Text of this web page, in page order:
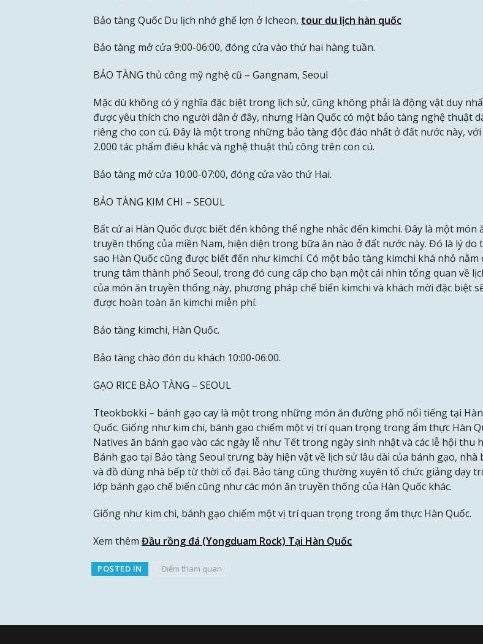
Bảo tàng Quốc Du lịch nhớ ghế lợn ở Icheon, tour du lịch hàn quốc
Bảo tàng mở cửa 9:00-06:00, đóng cửa vào thứ hai hàng tuần.
BẢO TÀNG thủ công mỹ nghệ cũ – Gangnam, Seoul
Mặc dù không có ý nghĩa đặc biệt trong lịch sử, cũng không phải là động vật duy
được yêu thích cho người dân ở đây, nhưng Hàn Quốc có một bảo tàng nghệ thuật
riêng cho con cú. Đây là một trong những bảo tàng độc đáo nhất ở đất nước này,
2.000 tác phẩm điêu khắc và nghệ thuật thủ công trên con cú.
Bảo tàng mở cửa 10:00-07:00, đóng cửa vào thứ Hai.
BẢO TÀNG KIM CHI – SEOUL
Bất cứ ai Hàn Quốc được biết đến không thể nghe nhắc đến kimchi. Đây là một món
truyền thống của miền Nam, hiện diện trong bữa ăn nào ở đất nước này. Đó là lý do
sao Hàn Quốc cũng được biết đến như kimchi. Có một bảo tàng kimchi khá nhỏ nằm
trung tâm thành phố Seoul, trong đó cung cấp cho bạn một cái nhìn tổng quan về
của món ăn truyền thống này, phương pháp chế biến kimchi và khách mời đặc biệt
được hoàn toàn ăn kimchi miễn phí.
Bảo tàng kimchi, Hàn Quốc.
Bảo tàng chào đón du khách 10:00-06:00.
GẠO RICE BẢO TÀNG – SEOUL
Tteokbokki – bánh gạo cay là một trong những món ăn đường phố nổi tiếng tại Hàn
Quốc. Giống như kim chi, bánh gạo chiếm một vị trí quan trọng trong ẩm thực Hàn
Natives ăn bánh gạo vào các ngày lễ như Tết trong ngày sinh nhật và các lễ hội thu
Bánh gạo tại Bảo tàng Seoul trưng bày hiện vật về lịch sử lâu dài của bánh gạo, nhà
và đồ dùng nhà bếp từ thời cổ đại. Bảo tàng cũng thường xuyên tổ chức giảng dạy
lớp bánh gạo chế biến cũng như các món ăn truyền thống của Hàn Quốc khác.
Giống như kim chi, bánh gạo chiếm một vị trí quan trọng trong ẩm thực Hàn Quốc.
Xem thêm Đầu rồng đá (Yongduam Rock) Tại Hàn Quốc
POSTED IN Điểm tham quan